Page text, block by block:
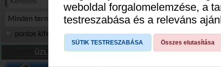
Minden termék
cikkekben
pontos kifejezés összes szóra szóra, szótöredék
ÜZLETÜNK Fedélzet, bútor»Kikötési eszközök
weboldal forgalomelemzése, a
testreszabása és a releváns
SÜTIK TESTRESZABÁSA Összes elutasítása